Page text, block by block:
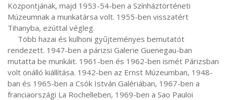
Központjának, majd 1953-54-ben a Színháztörténeti
Múzeumnak a munkatársa volt. 1955-ben visszatért
Tihanyba, ezúttal végleg.
rendezett. 1947-ben a párizsi Galerie Guenegau-ban
mutatta be munkáit. 1961-ben és 1962-ben ismét Párizsban
volt önálló kiállítása. 1942-ben az Ernst Múzeumban, 1948-
ban és 1965-ben a Csók István Galériában, 1967-ben a
franciaországi La Rochelleben, 1969-ben a Sao Pauloi